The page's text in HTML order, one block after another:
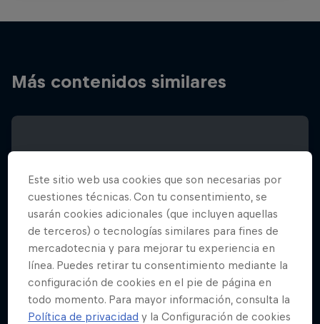
Más contenidos similares
Este sitio web usa cookies que son necesarias por
cuestiones técnicas. Con tu consentimiento, se
usarán cookies adicionales (que incluyen aquellas
de terceros) o tecnologías similares para fines de
mercadotecnia y para mejorar tu experiencia en
línea. Puedes retirar tu consentimiento mediante la
configuración de cookies en el pie de página en
todo momento. Para mayor información, consulta la
Política de privacidad y la Configuración de cookies